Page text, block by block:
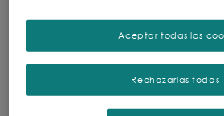
Rechazarlas todas
Aceptar todas las